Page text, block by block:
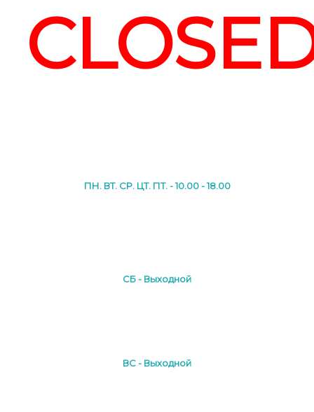
ПН. ВТ. СР. ЦТ. ПТ. - 10.00 - 18.00
СБ - Выходной
ВС - Выходной